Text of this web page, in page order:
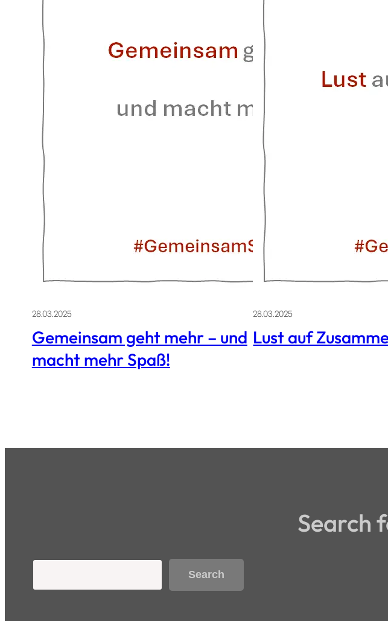
28.03.2025
Gemeinsam geht mehr – und
macht mehr Spaß!
28.03.2025
Lust auf
Search
Search